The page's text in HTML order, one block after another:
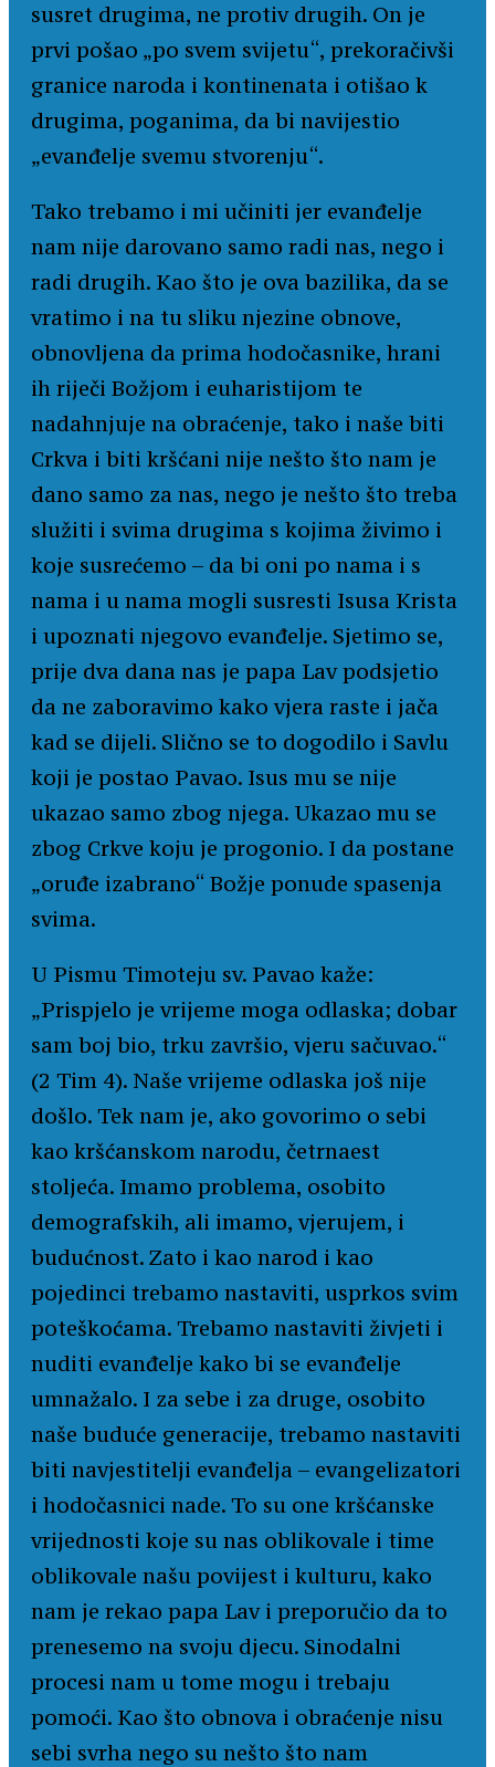
susret drugima, ne protiv drugih. On je
prvi pošao „po svem svijetu“, prekoračivši
granice naroda i kontinenata i otišao k
drugima, poganima, da bi navijestio
„evanđelje svemu stvorenju“.
Tako trebamo i mi učiniti jer evanđelje
nam nije darovano samo radi nas, nego i
radi drugih. Kao što je ova bazilika, da se
vratimo i na tu sliku njezine obnove,
obnovljena da prima hodočasnike, hrani
ih riječi Božjom i euharistijom te
nadahnjuje na obraćenje, tako i naše biti
Crkva i biti kršćani nije nešto što nam je
dano samo za nas, nego je nešto što treba
služiti i svima drugima s kojima živimo i
koje susrećemo – da bi oni po nama i s
nama i u nama mogli susresti Isusa Krista
i upoznati njegovo evanđelje. Sjetimo se,
prije dva dana nas je papa Lav podsjetio
da ne zaboravimo kako vjera raste i jača
kad se dijeli. Slično se to dogodilo i Savlu
koji je postao Pavao. Isus mu se nije
ukazao samo zbog njega. Ukazao mu se
zbog Crkve koju je progonio. I da postane
„oruđe izabrano“ Božje ponude spasenja
svima.
U Pismu Timoteju sv. Pavao kaže:
„Prispjelo je vrijeme moga odlaska; dobar
sam boj bio, trku završio, vjeru sačuvao.“
(2 Tim 4). Naše vrijeme odlaska još nije
došlo. Tek nam je, ako govorimo o sebi
kao kršćanskom narodu, četrnaest
stoljeća. Imamo problema, osobito
demografskih, ali imamo, vjerujem, i
budućnost. Zato i kao narod i kao
pojedinci trebamo nastaviti, usprkos svim
poteškoćama. Trebamo nastaviti živjeti i
nuditi evanđelje kako bi se evanđelje
umnažalo. I za sebe i za druge, osobito
naše buduće generacije, trebamo nastaviti
biti navjestitelji evanđelja – evangelizatori
i hodočasnici nade. To su one kršćanske
vrijednosti koje su nas oblikovale i time
oblikovale našu povijest i kulturu, kako
nam je rekao papa Lav i preporučio da to
prenesemo na svoju djecu. Sinodalni
procesi nam u tome mogu i trebaju
pomoći. Kao što obnova i obraćenje nisu
sebi svrha nego su nešto što nam